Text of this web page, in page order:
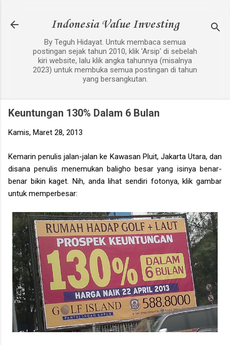
Indonesia Value Investing
By Teguh Hidayat. Untuk membaca semua
postingan sejak tahun 2010, klik 'Arsip' di sebelah
kiri website, lalu klik angka tahunnya (misalnya
2023) untuk membuka semua postingan di tahun
yang bersangkutan.
Keuntungan 130% Dalam 6 Bulan
Kamis, Maret 28, 2013
Kemarin penulis jalan-jalan ke Kawasan Pluit, Jakarta Utara, dan
disana penulis menemukan baligho besar yang isinya benar-
benar bikin kaget. Nih, anda lihat sendiri fotonya, klik gambar
untuk memperbesar: